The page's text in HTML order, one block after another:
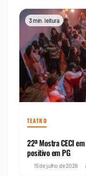
3 min. leitura
TEATRO
22ª Mostra CECI
positivo em PG
15 de julho de 2026